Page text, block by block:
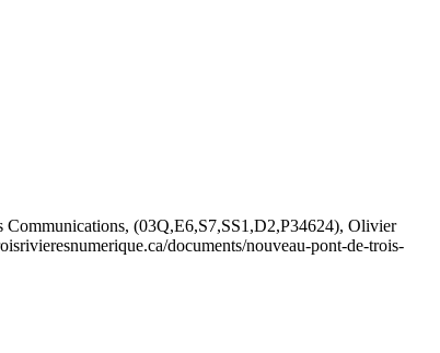
(03Q,E6,S7,SS1,D2,P34624), Olivier
documents/nouveau-pont-de-trois-